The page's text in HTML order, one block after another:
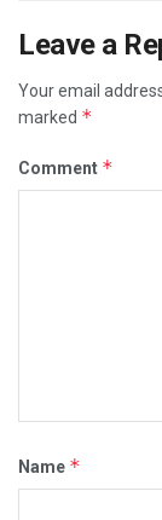
Leave a
Your email
marked *
Comment *
Name *